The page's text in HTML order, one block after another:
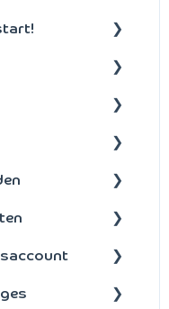
nieuw
en facturen